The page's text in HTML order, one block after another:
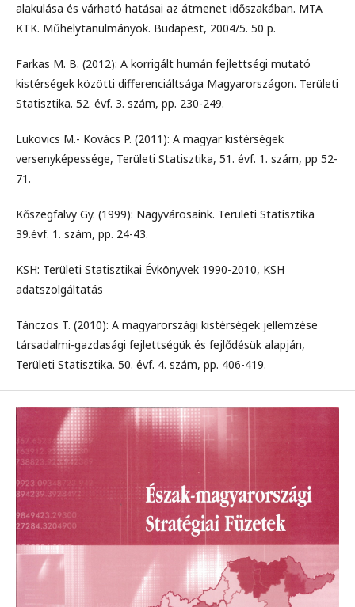
alakulása és várható hatásai az átmenet időszakában. MTA
KTK. Műhelytanulmányok. Budapest, 2004/5. 50 p.
Farkas M. B. (2012): A korrigált humán fejlettségi mutató
kistérségek közötti differenciáltsága Magyarországon. Területi
Statisztika. 52. évf. 3. szám, pp. 230-249.
Lukovics M.- Kovács P. (2011): A magyar kistérségek
versenyképessége, Területi Statisztika, 51. évf. 1. szám, pp 52-
71.
Kőszegfalvy Gy. (1999): Nagyvárosaink. Területi Statisztika
39.évf. 1. szám, pp. 24-43.
KSH: Területi Statisztikai Évkönyvek 1990-2010, KSH
adatszolgáltatás
Tánczos T. (2010): A magyarországi kistérségek jellemzése
társadalmi-gazdasági fejlettségük és fejlődésük alapján,
Területi Statisztika. 50. évf. 4. szám, pp. 406-419.